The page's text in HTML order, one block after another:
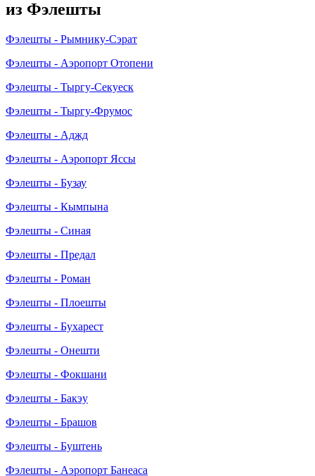
из Фэлешты
Фэлешты - Рымнику-Сэрат
Фэлешты - Аэропорт Отопени
Фэлешты - Тыргу-Секуеск
Фэлешты - Тыргу-Фрумос
Фэлешты - Аджд
Фэлешты - Аэропорт Яссы
Фэлешты - Бузау
Фэлешты - Кымпына
Фэлешты - Синая
Фэлешты - Предал
Фэлешты - Роман
Фэлешты - Плоешты
Фэлешты - Бухарест
Фэлешты - Онешти
Фэлешты - Фокшани
Фэлешты - Бакэу
Фэлешты - Брашов
Фэлешты - Буштень
Фэлешты - Аэропорт Банеаса